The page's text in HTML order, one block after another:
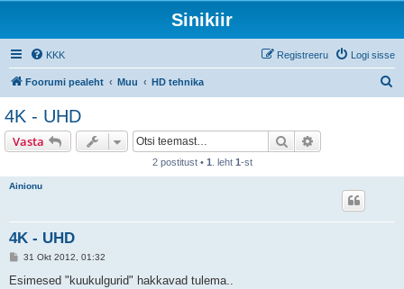
Sinikiir
KKK Logi sisse
Registreeru
Foorumi pealeht Muu HD tehnika
4K - UHD
Vasta Otsi
2 postitust • 1 . leht 1-st
Ainionu
4K - UHD
P
s
31 Okt 2012, 01:32
Esimesed "kuukulgurid" hakkavad tulema..